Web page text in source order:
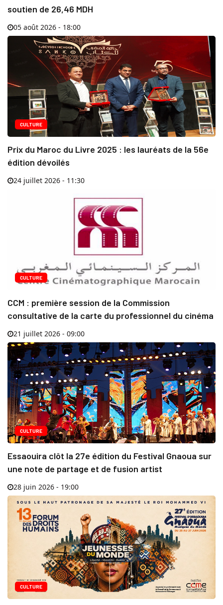
soutien de 26,46 MDH
05 août 2026 - 18:00
CULTURE
Prix du Maroc du Livre 2025 : les lauréats de la 56e
édition dévoilés
24 juillet 2026 - 11:30
CULTURE
CCM : première session de la Commission
consultative de la carte du professionnel du cinéma
21 juillet 2026 - 09:00
CULTURE
Essaouira clôt la 27e édition du Festival Gnaoua sur
une note de partage et de fusion artist
28 juin 2026 - 19:00
CULTURE